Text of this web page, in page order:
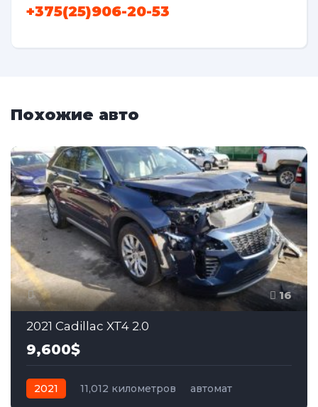
+375(25)906-20-53
Похожие авто
16
2021 Cadillac XT4 2.0
9,600$
2021 11,012 километров
автомат